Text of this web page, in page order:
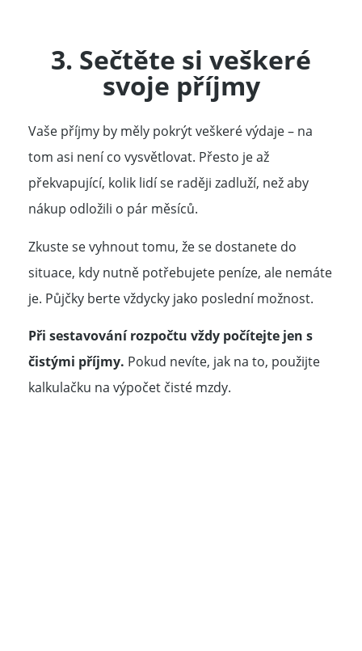
3. Sečtěte si veškeré
svoje příjmy
Vaše příjmy by měly pokrýt veškeré výdaje – na
tom asi není co vysvětlovat. Přesto je až
překvapující, kolik lidí se raději zadluží, než aby
nákup odložili o pár měsíců.
Zkuste se vyhnout tomu, že se dostanete do
situace, kdy nutně potřebujete peníze, ale nemáte
je. Půjčky berte vždycky jako poslední možnost.
Při sestavování rozpočtu vždy počítejte jen s
čistými příjmy. Pokud nevíte, jak na to, použijte
kalkulačku na výpočet čisté mzdy.